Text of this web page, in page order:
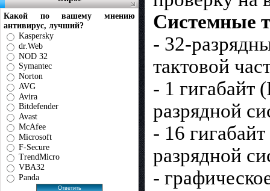
Какой по вашему мнению
антивирус, лучший?
Kaspersky
dr.Web
NOD 32
Symantec
Norton
AVG
Avira
Bitdefender
Avast
McAfee
Microsoft
F-Secure
TrendMicro
VBA32
Panda
Системные
- 32-
тактовой
- 1 гигабайт
разрядной
- 16
разрядной
-